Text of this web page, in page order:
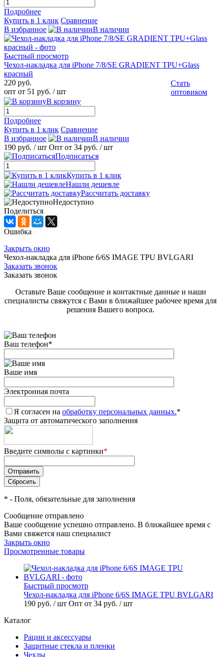
Подробнее
Купить в 1 клик Сравнение
В избранное
В наличии
Быстрый просмотр
Чехол-накладка для iPhone 7/8/SE GRADIENT TPU+Glass
красный
220 руб.
опт от 51 руб. / шт
Стать
оптовиком
В корзину
Подробнее
Купить в 1 клик Сравнение
В избранное
В наличии
190 руб. / шт Опт от 34 руб. / шт
Подписаться
Купить в 1 клик
Нашли дешевле
Рассчитать доставку
Недоступно
Поделиться
Ошибка
Закрыть окно
Чехол-накладка для iPhone 6/6S IMAGE TPU BVLGARI
Заказать звонок
Заказать звонок
Оставьте Ваше сообщение и контактные данные и наши
специалисты свяжутся с Вами в ближайшее рабочее время для
решения Вашего вопроса.
Ваш телефон*
Ваше имя
Электронная почта
Я согласен на обработку персональных данных.*
Защита от автоматического заполнения
Введите символы с картинки*
* - Поля, обязательные для заполнения
Сообщение отправлено
Ваше сообщение успешно отправлено. В ближайшее время с
Вами свяжется наш специалист
Закрыть окно
Просмотренные товары
Быстрый просмотр
Чехол-накладка для iPhone 6/6S IMAGE TPU BVLGARI
190 руб. / шт Опт от 34 руб. / шт
Каталог
Рации и аксессуары
Защитные стекла и пленки
Чехлы